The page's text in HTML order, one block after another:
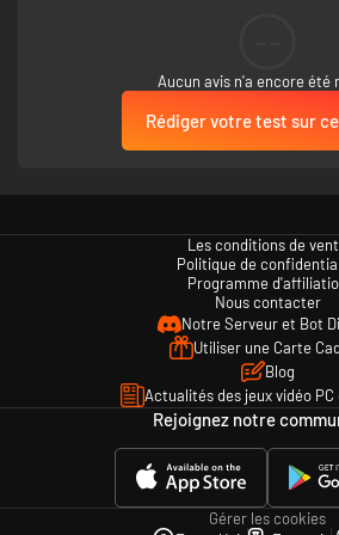
Aucun avis n'a encore été
Rédiger votre test sur
Les conditions de
Politique de
Programme
Nous contacter
Notre Serveur et Bot
Utiliser une Carte
Blog
Actualités des jeux vidéo
Rejoignez notre
Gérer les cookies